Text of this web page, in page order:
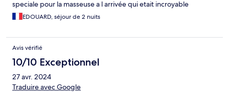
speciale pour la masseuse a l arrivée qui etait incroyable
EDOUARD, séjour de 2 nuits
Avis vérifié
10/10 Exceptionnel
27 avr. 2024
Traduire avec Google